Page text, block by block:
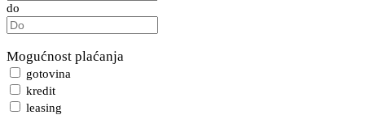
do
Mogućnost plaćanja
gotovina
kredit
leasing